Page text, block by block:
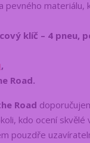
pevného materiálu,
klíč – 4 pneu,
,
Road.
Road
kdo ocení
pouzdře